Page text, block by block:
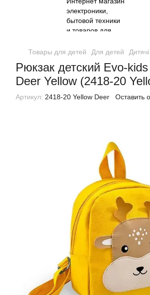
Товары для детей Для детей
Рюкзак детский Evo-
Deer Yellow (2418-20
Артикул: 2418-20 Yellow Deer Оставить